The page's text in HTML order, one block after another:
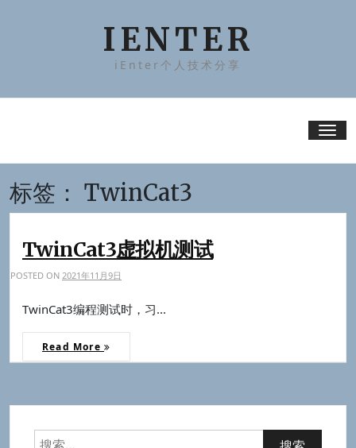
IENTER
iEnter个人技术分享
标签： TwinCat3
TwinCat3虚拟机测试
POSTED ON 2021年11月9日
TwinCat3编程测试时，习...
Read More
搜